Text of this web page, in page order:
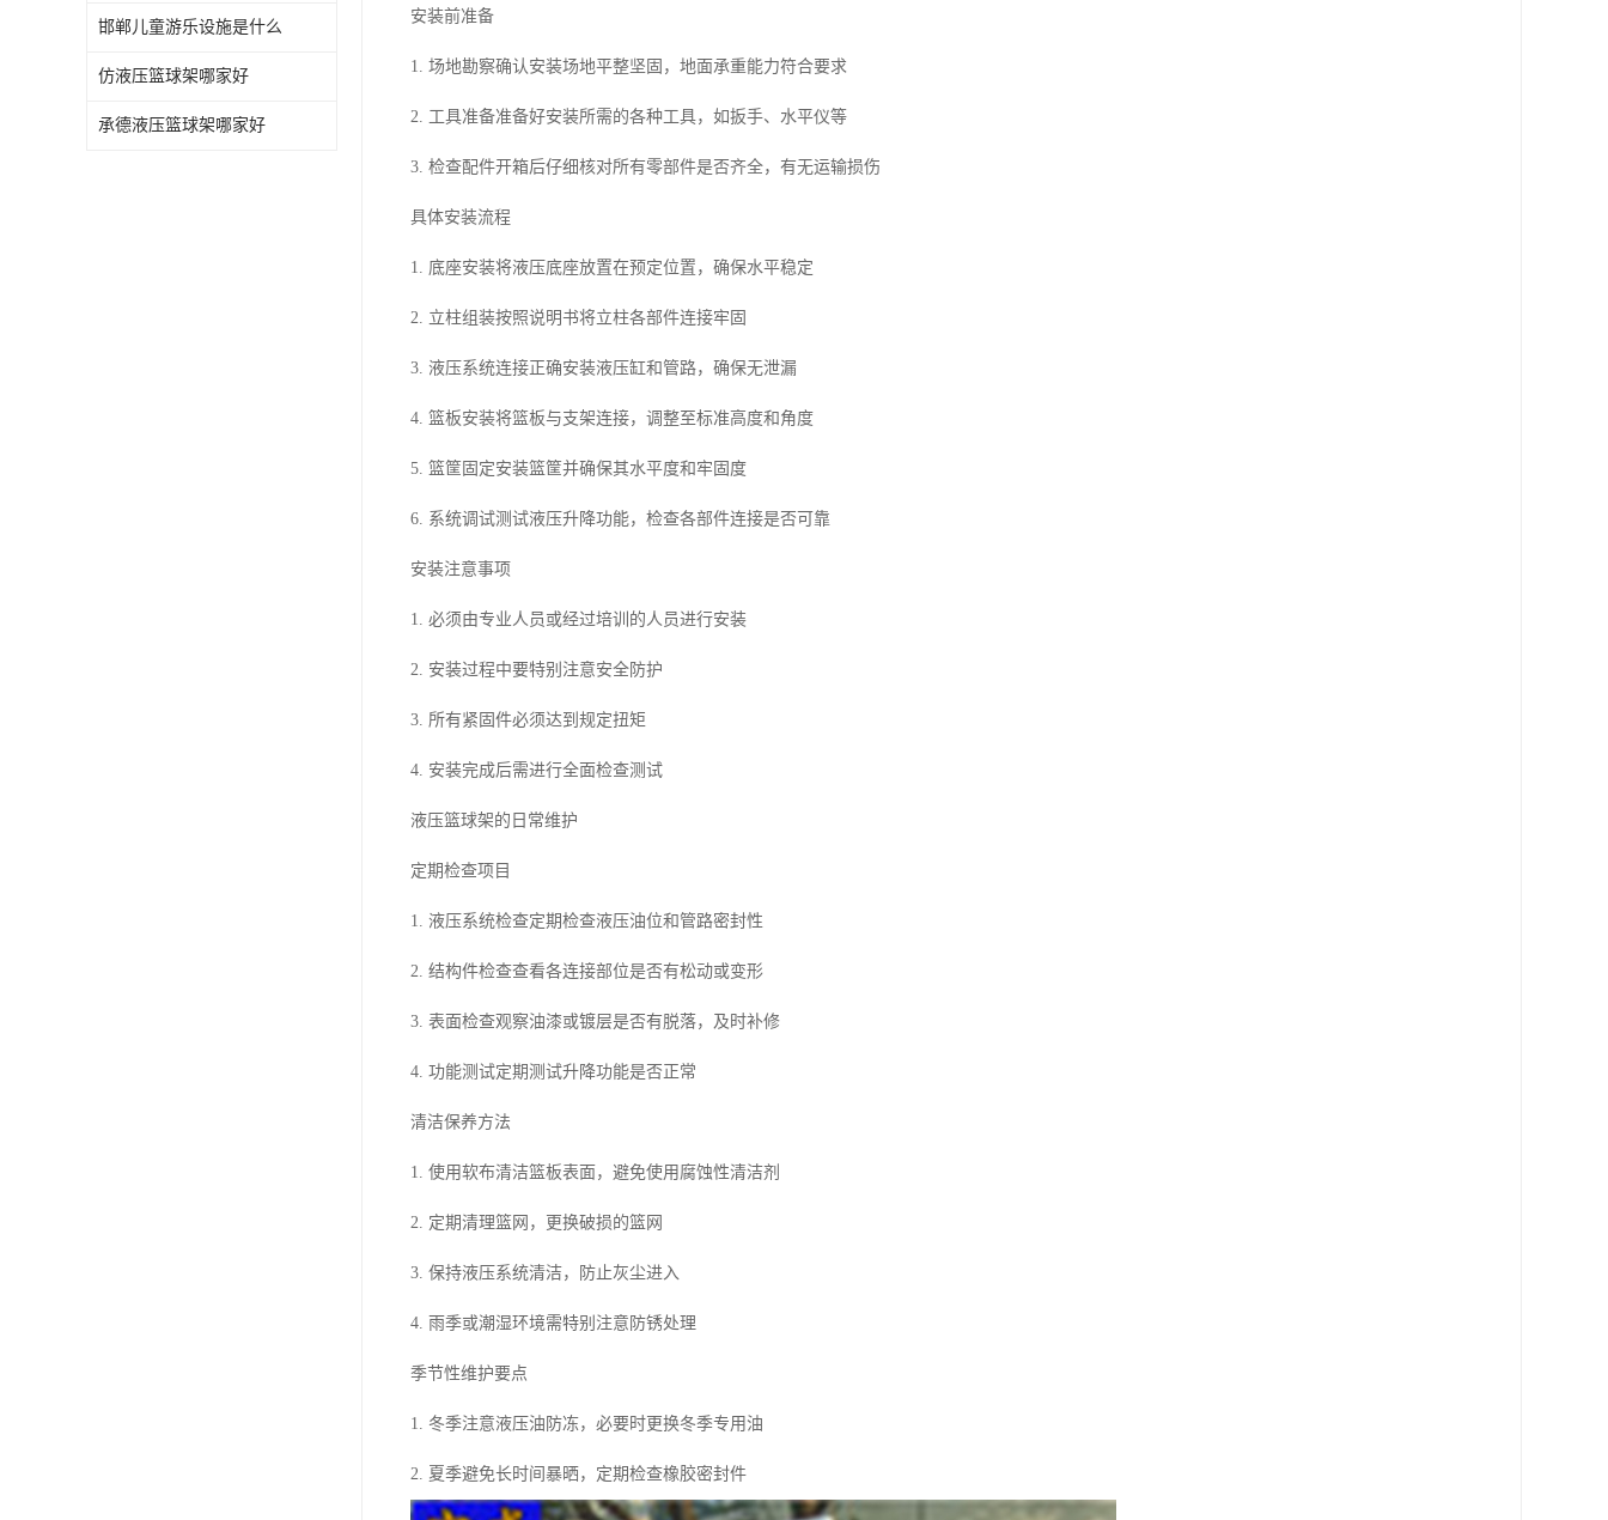
邯郸儿童游乐设施是什么
仿液压篮球架哪家好
承德液压篮球架哪家好
安装前准备
1. 场地勘察确认安装场地平整坚固，地面承重能力符合要求
2. 工具准备准备好安装所需的各种工具，如扳手、水平仪等
3. 检查配件开箱后仔细核对所有零部件是否齐全，有无运输损伤
具体安装流程
1. 底座安装将液压底座放置在预定位置，确保水平稳定
2. 立柱组装按照说明书将立柱各部件连接牢固
3. 液压系统连接正确安装液压缸和管路，确保无泄漏
4. 篮板安装将篮板与支架连接，调整至标准高度和角度
5. 篮筐固定安装篮筐并确保其水平度和牢固度
6. 系统调试测试液压升降功能，检查各部件连接是否可靠
安装注意事项
1. 必须由专业人员或经过培训的人员进行安装
2. 安装过程中要特别注意安全防护
3. 所有紧固件必须达到规定扭矩
4. 安装完成后需进行全面检查测试
液压篮球架的日常维护
定期检查项目
1. 液压系统检查定期检查液压油位和管路密封性
2. 结构件检查查看各连接部位是否有松动或变形
3. 表面检查观察油漆或镀层是否有脱落，及时补修
4. 功能测试定期测试升降功能是否正常
清洁保养方法
1. 使用软布清洁篮板表面，避免使用腐蚀性清洁剂
2. 定期清理篮网，更换破损的篮网
3. 保持液压系统清洁，防止灰尘进入
4. 雨季或潮湿环境需特别注意防锈处理
季节性维护要点
1. 冬季注意液压油防冻，必要时更换冬季专用油
2. 夏季避免长时间暴晒，定期检查橡胶密封件